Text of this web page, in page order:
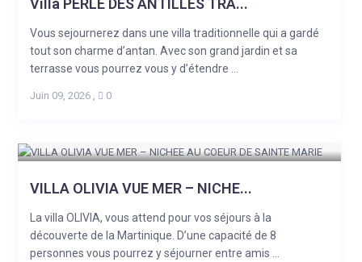
Villa PERLE DES ANTILLES TRA...
Vous sejournerez dans une villa traditionnelle qui a gardé
tout son charme d’antan. Avec son grand jardin et sa
terrasse vous pourrez vous y d’étendre ...
Juin 09, 2026, 0
VILLA OLIVIA VUE MER – NICHE...
La villa OLIVIA, vous attend pour vos séjours à la
découverte de la Martinique. D’une capacité de 8
personnes vous pourrez y séjourner entre amis ...